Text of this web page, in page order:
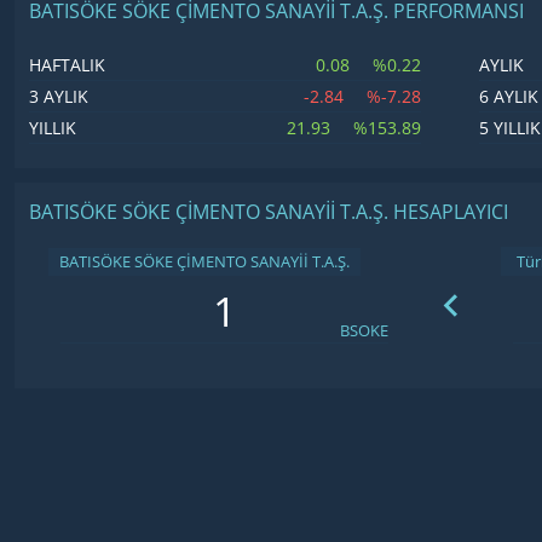
BATISÖKE SÖKE ÇİMENTO SANAYİİ T.A.Ş. PERFORMANSI
HAFTALIK 0.08 %0.22 AYLIK
3 AYLIK
-2.84 %-7.28 6 AYLIK
YILLIK
21.93 %153.89 5 YILLIK
BATISÖKE SÖKE ÇİMENTO SANAYİİ T.A.Ş. HESAPLAYICI
BATISÖKE SÖKE ÇİMENTO SANAYİİ T.A.Ş.
BSOKE